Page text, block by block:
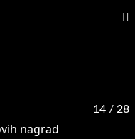
14 / 28